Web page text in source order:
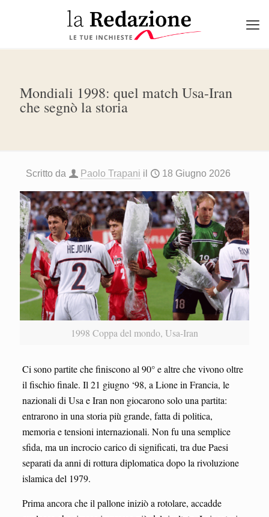
Mondiali 1998: quel match Usa-Iran
che segnò la storia
Scritto da Paolo Trapani il 18 Giugno 2026
1998 Coppa del mondo, Usa-Iran
Ci sono partite che finiscono al 90° e altre che vivono oltre
il fischio finale. Il 21 giugno ‘98, a Lione in Francia, le
nazionali di Usa e Iran non giocarono solo una partita:
entrarono in una storia più grande, fatta di politica,
memoria e tensioni internazionali. Non fu una semplice
sfida, ma un incrocio carico di significati, tra due Paesi
separati da anni di rottura diplomatica dopo la rivoluzione
islamica del 1979.
Prima ancora che il pallone iniziò a rotolare, accadde